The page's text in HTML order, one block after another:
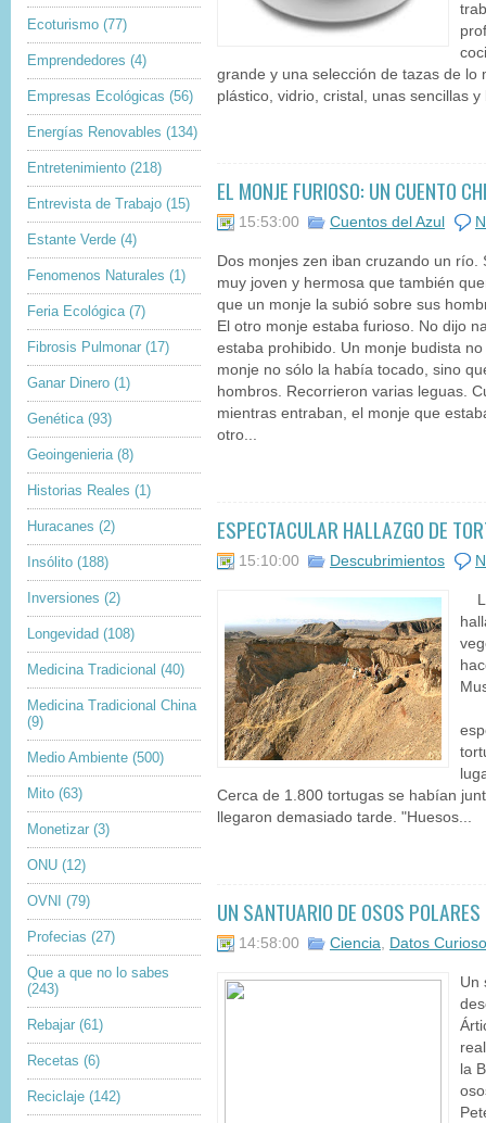
Ecoturismo (77)
Emprendedores (4)
Empresas Ecológicas (56)
Energías Renovables (134)
Entretenimiento (218)
Entrevista de Trabajo (15)
Estante Verde (4)
Fenomenos Naturales (1)
Feria Ecológica (7)
Fibrosis Pulmonar (17)
Ganar Dinero (1)
Genética (93)
Geoingenieria (8)
Historias Reales (1)
Huracanes (2)
Insólito (188)
Inversiones (2)
Longevidad (108)
Medicina Tradicional (40)
Medicina Tradicional China
(9)
Medio Ambiente (500)
Mito (63)
Monetizar (3)
ONU (12)
OVNI (79)
Profecias (27)
Que a que no lo sabes
(243)
Rebajar (61)
Recetas (6)
Reciclaje (142)
grande y una selección de tazas de lo
plástico, vidrio, cristal, unas sencillas
EL MONJE FURIOSO: UN CUENTO
15:53:00 Cuentos del Azul
Dos monjes zen iban cruzando un
muy joven y hermosa que también
que un monje la subió sobre sus
El otro monje estaba furioso. No dijo
estaba prohibido. Un monje budista
monje no sólo la había tocado, sino
hombros. Recorrieron varias leguas.
mientras entraban, el monje que
otro...
ESPECTACULAR HALLAZGO DE
15:10:00 Descubrimientos
Cerca de 1.800 tortugas se habían
llegaron demasiado tarde. "Huesos...
UN SANTUARIO DE OSOS
14:58:00 Ciencia, Datos
Un
la